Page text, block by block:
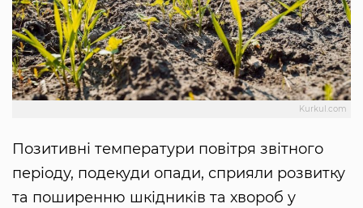
Kurkul.com
Позитивні температури повітря звітного
періоду, подекуди опади, сприяли розвитку
та поширенню шкідників та хвороб у